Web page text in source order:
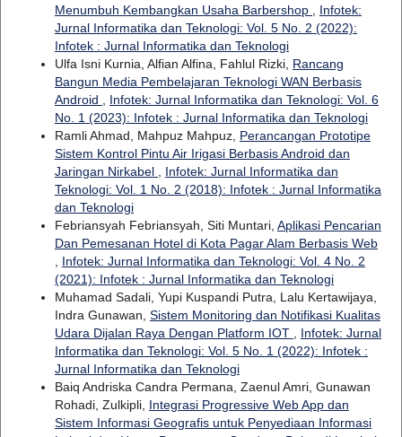
Menumbuh Kembangkan Usaha Barbershop
Infotek:
Jurnal Informatika dan Teknologi: Vol. 5 No. 2 (2022):
Infotek : Jurnal Informatika dan Teknologi
Ulfa Isni Kurnia, Alfian Alfina, Fahlul Rizki, Rancang
Bangun Media Pembelajaran Teknologi WAN Berbasis
Android
Infotek: Jurnal Informatika dan Teknologi: Vol. 6
No. 1 (2023): Infotek : Jurnal Informatika dan Teknologi
Ramli Ahmad, Mahpuz Mahpuz, Perancangan Prototipe
Sistem Kontrol Pintu Air Irigasi Berbasis Android dan
Jaringan Nirkabel
Infotek: Jurnal Informatika dan
Teknologi: Vol. 1 No. 2 (2018): Infotek : Jurnal Informatika
dan Teknologi
Febriansyah Febriansyah, Siti Muntari, Aplikasi Pencarian
Dan Pemesanan Hotel di Kota Pagar Alam Berbasis Web
Infotek: Jurnal Informatika dan Teknologi: Vol. 4 No. 2
(2021): Infotek : Jurnal Informatika dan Teknologi
Muhamad Sadali, Yupi Kuspandi Putra, Lalu Kertawijaya,
Indra Gunawan, Sistem Monitoring dan Notifikasi Kualitas
Udara Dijalan Raya Dengan Platform IOT
Infotek: Jurnal
Informatika dan Teknologi: Vol. 5 No. 1 (2022): Infotek :
Jurnal Informatika dan Teknologi
Baiq Andriska Candra Permana, Zaenul Amri, Gunawan
Rohadi, Zulkipli, Integrasi Progressive Web App dan
Sistem Informasi Geografis untuk Penyediaan Informasi